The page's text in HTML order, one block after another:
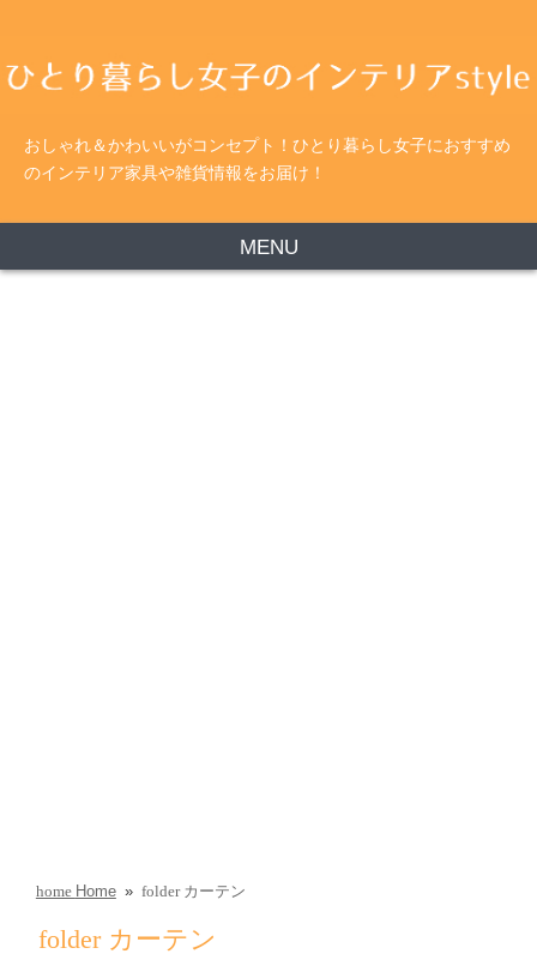
おしゃれ＆かわいいがコンセプト！ひとり暮らし女子におすすめ
のインテリア家具や雑貨情報をお届け！
MENU
home Home » folder カーテン
folder カーテン